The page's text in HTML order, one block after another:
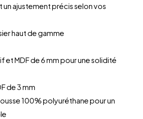
ajustement précis selon vos
haut de gamme
et MDF de 6 mm pour une solidité
de 3 mm
100% polyuréthane pour un